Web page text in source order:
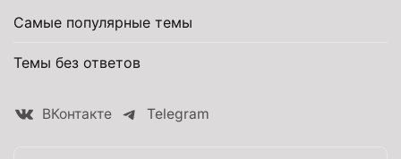
Самые популярные темы
Темы без ответов
ВКонтакте Telegram